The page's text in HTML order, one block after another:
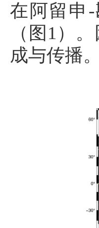
在阿留申 -
（图 1）
成与传播